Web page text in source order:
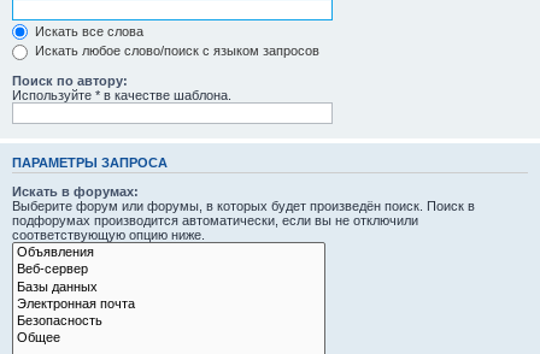
Искать все слова
Искать любое слово/поиск с языком запросов
Поиск по автору:
Используйте * в качестве шаблона.
ПАРАМЕТРЫ ЗАПРОСА
Искать в форумах:
Выберите форум или форумы, в которых будет произведён поиск. Поиск в
подфорумах производится автоматически, если вы не отключили
соответствующую опцию ниже.